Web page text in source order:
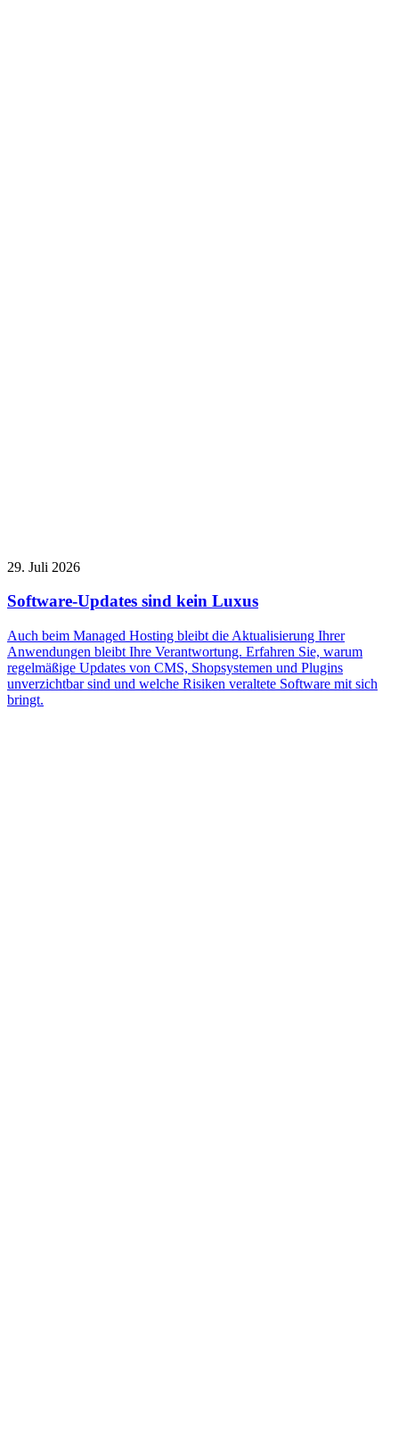
29. Juli 2026
Software-Updates sind kein Luxus
Auch beim Managed Hosting bleibt die Aktualisierung Ihrer
Anwendungen bleibt Ihre Verantwortung. Erfahren Sie, warum
regelmäßige Updates von CMS, Shopsystemen und Plugins
unverzichtbar sind und welche Risiken veraltete Software mit sich
bringt.